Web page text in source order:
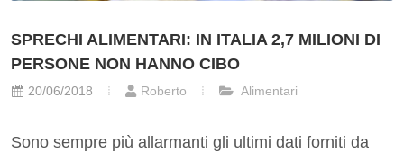
SPRECHI ALIMENTARI: IN ITALIA 2,7 MILIONI DI
PERSONE NON HANNO CIBO
20/06/2018 Roberto Alimentari
Sono sempre più allarmanti gli ultimi dati forniti da